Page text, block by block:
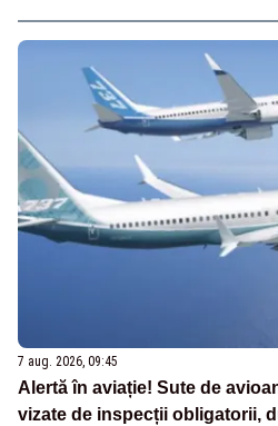
7 aug. 2026, 09:45
Alertă în aviație! Sute de
vizate de inspecții obligatorii,